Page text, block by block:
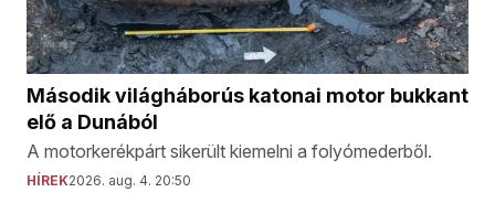
Második világháborús katonai motor bukkant
elő a Dunából
A motorkerékpárt sikerült kiemelni a folyómederből.
HÍREK2026. aug. 4. 20:50